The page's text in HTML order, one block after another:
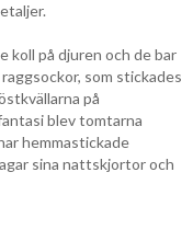
koll på djuren och de bar
som stickades
på
blev tomtarna
hemmastickade
sina nattskjortor och